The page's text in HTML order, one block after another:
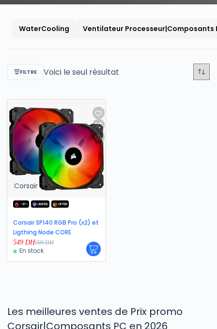
WaterCooling Ventilateur Processeur|Composants
FILTRE Voici le seul résultat
Corsair
-8% LIMITED OFFER
Corsair SP140 RGB Pro (x2) et
Ligthing Node CORE
599DH
549 DH
En stock
Les meilleures ventes de Prix promo
Corsair|Composants PC en 2026